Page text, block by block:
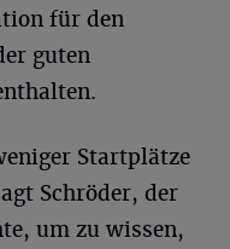
für den
guten
Startplätze
Schröder, der
um zu wissen,